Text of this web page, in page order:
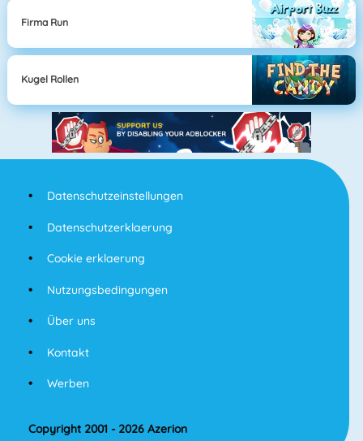
Firma Run
Kugel Rollen
Datenschutzeinstellungen
Datenschutzerklaerung
Cookie erklaerung
Nutzungsbedingungen
Über uns
Kontakt
Werben
Copyright 2001 - 2026 Azerion